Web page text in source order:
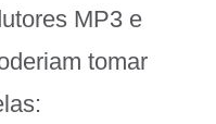
MP3 e
tomar